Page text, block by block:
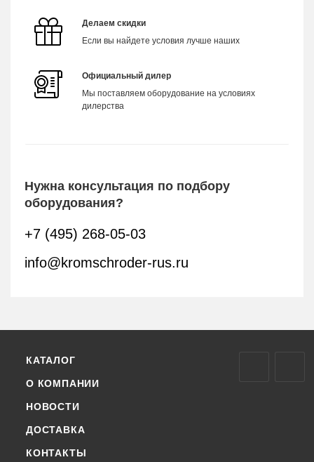
Делаем скидки
Если вы найдете условия лучше наших
Официальный дилер
Мы поставляем оборудование на условиях
дилерства
Нужна консультация по подбору
оборудования?
+7 (495) 268-05-03
info@kromschroder-rus.ru
КАТАЛОГ
О КОМПАНИИ
НОВОСТИ
ДОСТАВКА
КОНТАКТЫ